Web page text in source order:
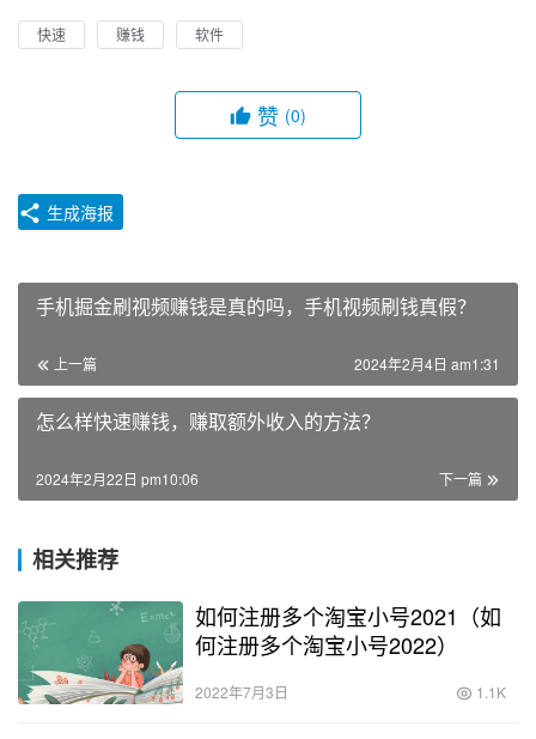
快速 赚钱 软件
赞 (0)
生成海报
手机掘金刷视频赚钱是真的吗，手机视频刷钱真假？
上一篇 2024年2月4日 am1:31
怎么样快速赚钱，赚取额外收入的方法？
下一篇
2024年2月22日 pm10:06
相关推荐
如何注册多个淘宝小号2021（如
何注册多个淘宝小号2022）
2022年7月3日 1.1K